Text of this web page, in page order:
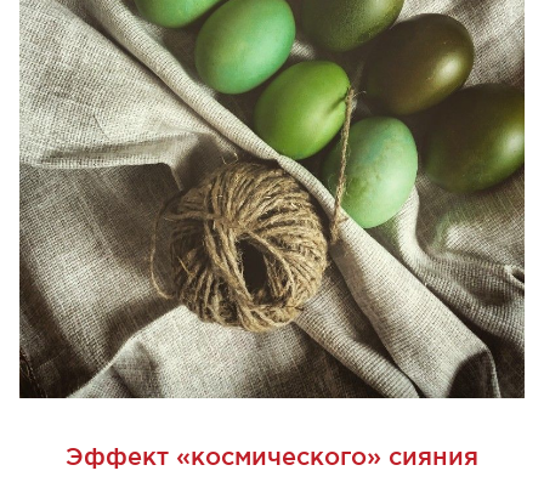
Эффект «космического» сияния